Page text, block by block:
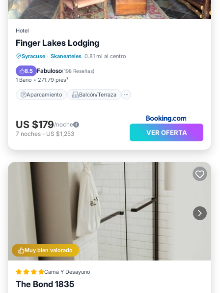
Hotel
Finger Lakes Lodging
Syracuse · Skaneateles 0.81 mi al centro
8.5 Fabuloso(198 Reseñas)
1 Baño 271.79 pies²
Aparcamiento Balcón/Terraza
Aparcamiento
Balcón/Terraza
Aire acondicionado
US $179/noche
7 noches - US $1,253 VER OFERTA
Muy bien valorado
Cama Y Desayuno
The Bond 1835